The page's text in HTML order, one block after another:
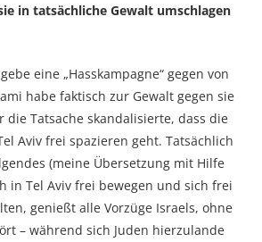
in tatsächliche Gewalt umschlagen
eine „Hasskampagne“ gegen von
habe faktisch zur Gewalt gegen sie
Tatsache skandalisierte, dass die
Aviv frei spazieren geht. Tatsächlich
(meine Übersetzung mit Hilfe
in Tel Aviv frei bewegen und sich frei
genießt alle Vorzüge Israels, ohne
– während sich Juden hierzulande